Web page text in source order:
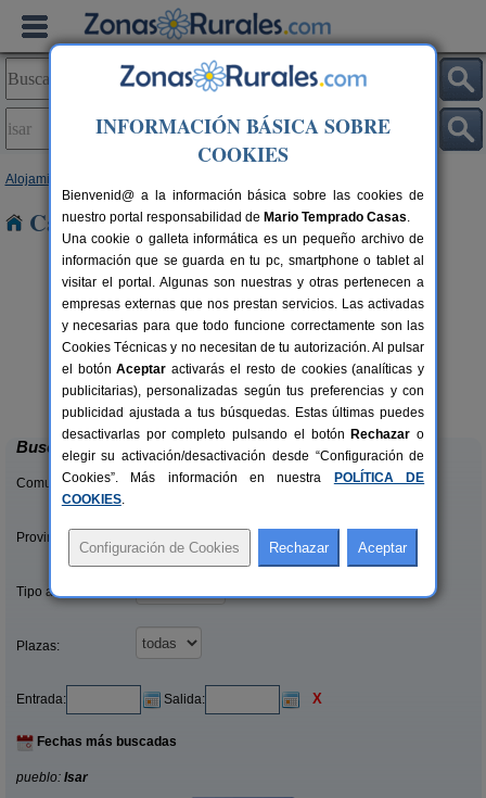
Alojamientos
Casas Rurales en Isar
6-7+1 pers.
desde22 €
Casa El Sauco
Ailanes de Zamanzas (Burgos)
Buscar
Comunidades:
Provincias/Islas:
Tipo alquiler:
Plazas:
Entrada: Salida: X
Fechas más buscadas
pueblo: Isar
INFORMACIÓN BÁSICA SOBRE
COOKIES
Bienvenid@ a la información básica sobre las cookies de
nuestro portal responsabilidad de Mario Temprado Casas.
Una cookie o galleta informática es un pequeño archivo de
información que se guarda en tu pc, smartphone o tablet al
visitar el portal. Algunas son nuestras y otras pertenecen a
empresas externas que nos prestan servicios. Las activadas
y necesarias para que todo funcione correctamente son las
Cookies Técnicas y no necesitan de tu autorización. Al pulsar
el botónAceptar activarás el resto de cookies (analíticas y
publicitarias), personalizadas según tus preferencias y con
publicidad ajustada a tus búsquedas. Estas últimas puedes
desactivarlas por completo pulsando el botón Rechazar o
elegir su activación/desactivación desde “Configuración de
Cookies”. Más información en nuestra
POLÍTICA DE
COOKIES.